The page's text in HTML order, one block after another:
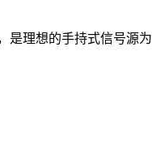
是理想的手持式信号源为